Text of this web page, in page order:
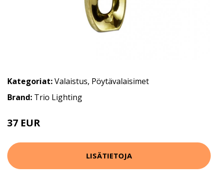
Kategoriat:Valaistus, Pöytävalaisimet
Brand: Trio Lighting
37 EUR
LISÄTIETOJA